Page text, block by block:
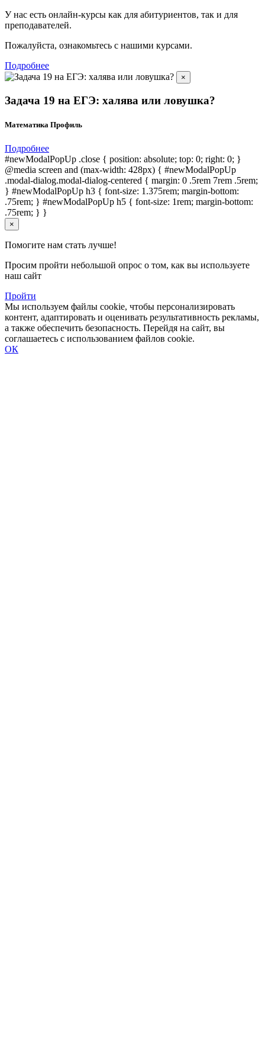
У нас есть онлайн-курсы как для абитуриентов, так и для
преподавателей.
Пожалуйста, ознакомьтесь с нашими курсами.
Подробнее
×
Задача 19 на ЕГЭ: халява или ловушка?
Математика Профиль
Подробнее
#newModalPopUp .close { position: absolute; top: 0; right: 0; }
@media screen and (max-width: 428px) { #newModalPopUp
.modal-dialog.modal-dialog-centered { margin: 0 .5rem 7rem .5rem;
} #newModalPopUp h3 { font-size: 1.375rem; margin-bottom:
.75rem; } #newModalPopUp h5 { font-size: 1rem; margin-bottom:
.75rem; } }
×
Помогите нам стать лучше!
Просим пройти небольшой опрос о том, как вы используете
наш сайт
Пройти
Мы используем файлы cookie, чтобы персонализировать
контент, адаптировать и оценивать результативность рекламы,
а также обеспечить безопасность. Перейдя на сайт, вы
соглашаетесь с использованием файлов cookie.
ОК